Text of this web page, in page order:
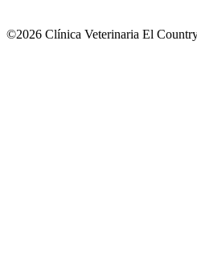
©2026 Clínica Veterinaria El